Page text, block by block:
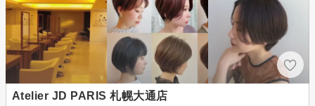
Atelier JD PARIS 札幌大通店